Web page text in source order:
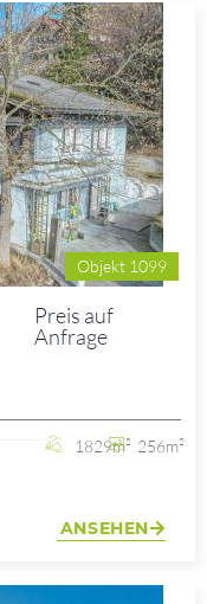
Objekt 1099
Preis auf
Anfrage
1829m² 256m²
ANSEHEN